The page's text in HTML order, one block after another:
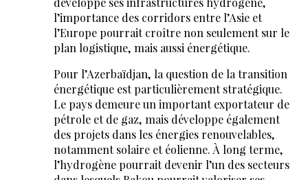
l’importance des corridors entre l’Asie et
l’Europe pourrait croître non seulement sur le
plan logistique, mais aussi énergétique.
Pour l’Azerbaïdjan, la question de la transition
énergétique est particulièrement stratégique.
Le pays demeure un important exportateur de
pétrole et de gaz, mais développe également
des projets dans les énergies renouvelables,
notamment solaire et éolienne. À long terme,
l’hydrogène pourrait devenir l’un des secteurs